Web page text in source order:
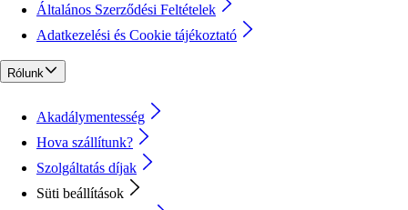
Általános Szerződési Feltételek
Adatkezelési és Cookie tájékoztató
Rólunk
Akadálymentesség
Hova szállítunk?
Szolgáltatás díjak
Süti beállítások